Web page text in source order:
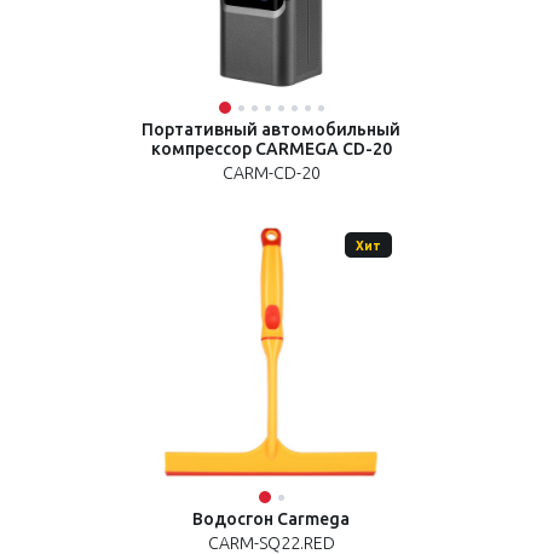
Портативный автомобильный
компрессор CARMEGA CD-20
CARM-CD-20
Хит
Водосгон Carmega
CARM-SQ22.RED